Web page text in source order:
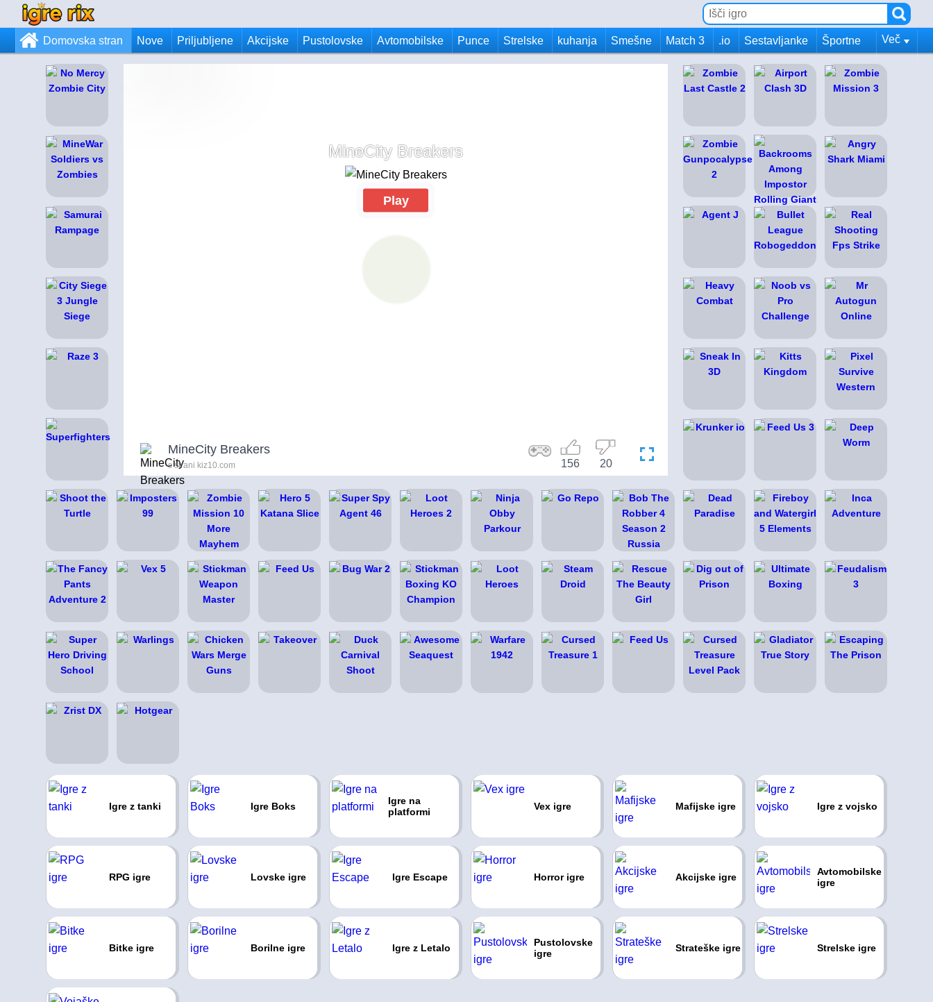
Domovska stran Nove Priljubljene Akcijske Pustolovske Avtomobilske Punce Strelske kuhanja Smešne Match 3 .io Sestavljanke Športne Več
MineCity Breakers
Play
MineCity Breakers
s strani kiz10.com 20
156
Igre z tanki Igre Boks
Igre na
platformi
Vex igre Mafijske igre Igre z vojsko
RPG igre Lovske igre Igre Escape Horror igre Akcijske igre
Avtomobilske
igre
Bitke igre Borilne igre Igre z Letalo
Pustolovske
igre
Strateške igre Strelske igre